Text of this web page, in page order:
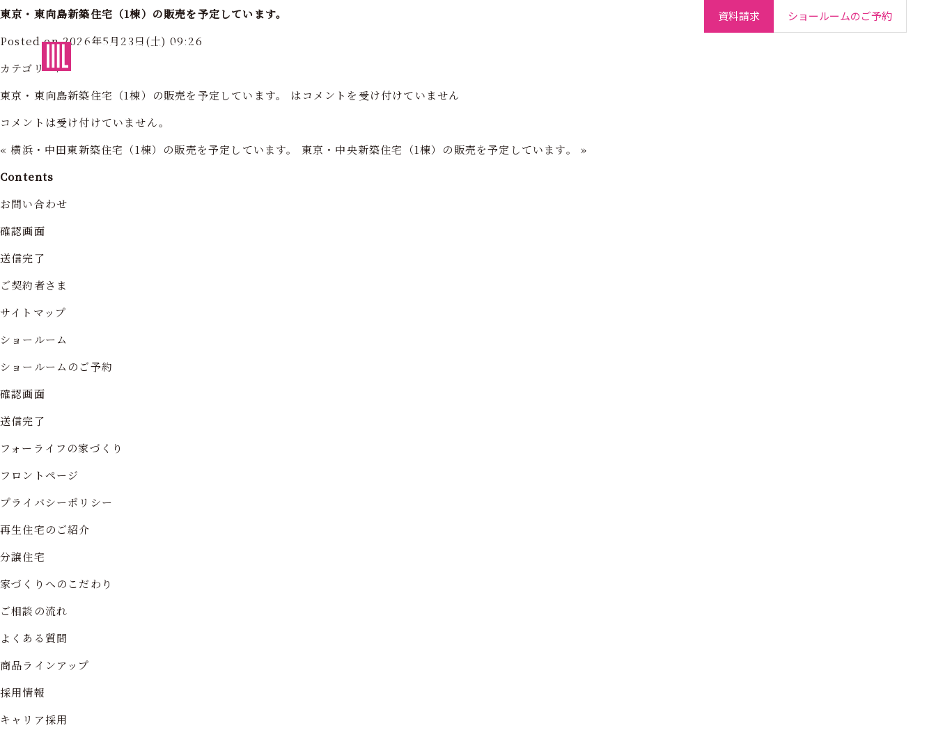
東京・神奈川の住まいを創造する
資料請求 ショールームのご予約
東京・東向島新築住宅（1棟）の販売を予定しています。
Posted on 2026年5月23日(土) 09:26
カテゴリー:
東京・東向島新築住宅（1棟）の販売を予定しています。 はコメントを受け付けていません
コメントは受け付けていません。
«横浜・中田東新築住宅（1棟）の販売を予定しています。 東京・中央新築住宅（1棟）の販売を予定しています。
»
Contents
お問い合わせ
確認画面
送信完了
ご契約者さま
サイトマップ
ショールーム
ショールームのご予約
確認画面
送信完了
フォーライフの家づくり
フロントページ
プライバシーポリシー
再生住宅のご紹介
分譲住宅
家づくりへのこだわり
ご相談の流れ
よくある質問
商品ラインアップ
採用情報
キャリア採用